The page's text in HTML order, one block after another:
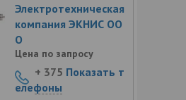
Электротехническая
компания ЭКНИС ОО
О
Цена по запросу
+ 375 Показать т
елефоны